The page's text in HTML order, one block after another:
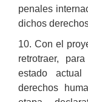
penales
dichos
10. Con el
retrotraer,
estado
derechos